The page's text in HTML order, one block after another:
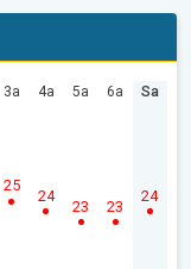
3a
25
4a
24
5a
23
6a
23
Sa
24